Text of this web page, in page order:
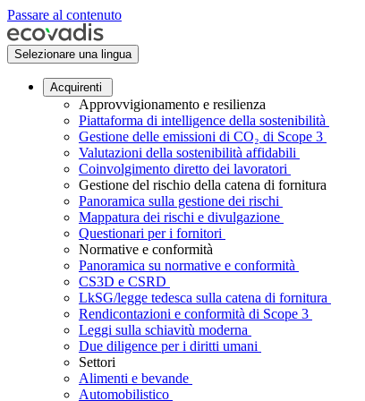
Passare al contenuto
Selezionare una lingua
Acquirenti
Approvvigionamento e resilienza
Piattaforma di intelligence della sostenibilità
Gestione delle emissioni di CO₂ di Scope 3
Valutazioni della sostenibilità affidabili
Coinvolgimento diretto dei lavoratori
Gestione del rischio della catena di fornitura
Panoramica sulla gestione dei rischi
Mappatura dei rischi e divulgazione
Questionari per i fornitori
Normative e conformità
Panoramica su normative e conformità
CS3D e CSRD
LkSG/legge tedesca sulla catena di fornitura
Rendicontazioni e conformità di Scope 3
Leggi sulla schiavitù moderna
Due diligence per i diritti umani
Settori
Alimenti e bevande
Automobilistico